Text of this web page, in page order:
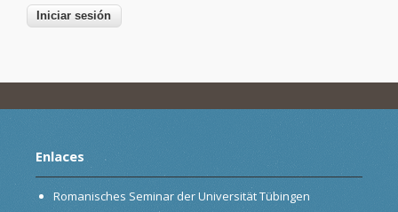
Enlaces
Romanisches Seminar der Universität Tübingen